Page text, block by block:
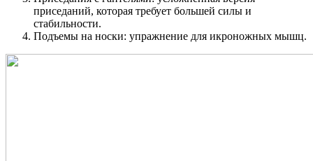
приседаний, которая требует большей силы и
стабильности.
Подъемы на носки: упражнение для икроножных мышц.